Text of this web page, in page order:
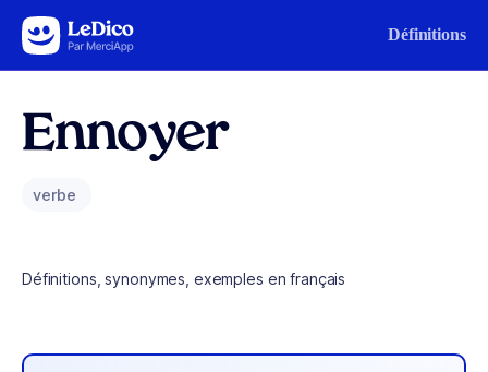
Aller au contenu Définitions
Ennoyer
verbe
Définitions, synonymes, exemples en français